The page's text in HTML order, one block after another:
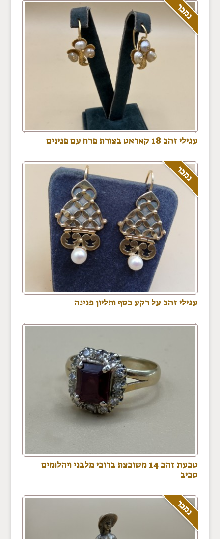
נמכר
עגילי זהב 18 קאראט בצורת פרח עם פנינים
נמכר
עגילי זהב על רקע כסף ותליון פנינה
טבעת זהב 14 משובצת ברובי מלבני ויהלומים
סביב
נמכר